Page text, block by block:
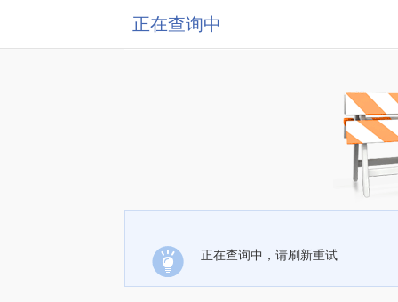
正在查询中
正在查询中，请刷新重试